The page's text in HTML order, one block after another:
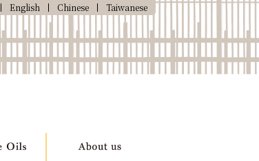
English Chinese Taiwanese